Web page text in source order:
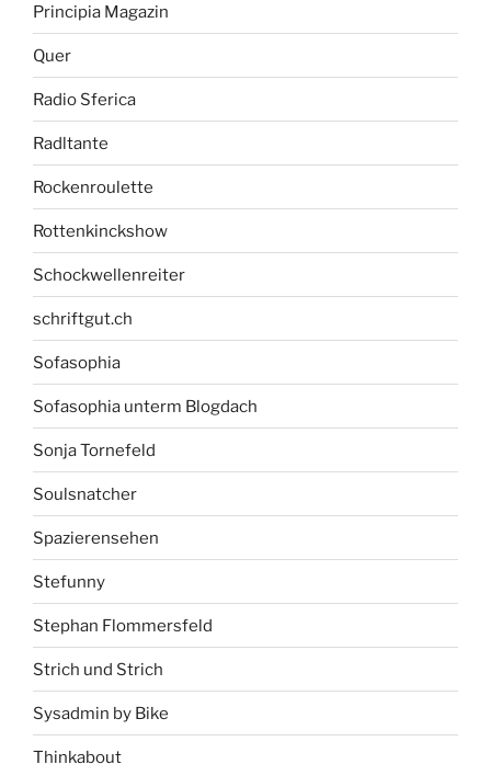
Principia Magazin
Quer
Radio Sferica
Radltante
Rockenroulette
Rottenkinckshow
Schockwellenreiter
schriftgut.ch
Sofasophia
Sofasophia unterm Blogdach
Sonja Tornefeld
Soulsnatcher
Spazierensehen
Stefunny
Stephan Flommersfeld
Strich und Strich
Sysadmin by Bike
Thinkabout